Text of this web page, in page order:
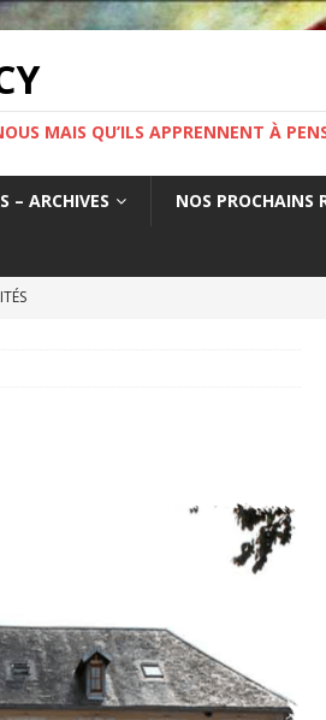
MAIS QU’ILS APPRENNENT À
– ARCHIVES NOS PROCHAINS
novembre 19h Salle Yvette Martinet